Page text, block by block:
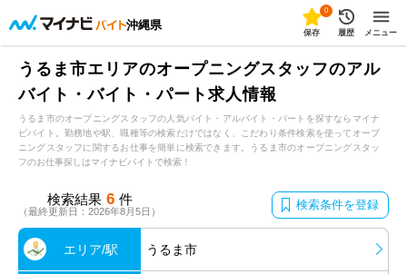
沖縄県
0
保存 履歴 メニュー
うるま市エリアのオープニングスタッフのアル
バイト・バイト・パート求人情報
うるま市のオープニングスタッフの人気バイト・アルバイト・パートを探すならマイナ
ビバイト。勤務地や駅、職種等の検索だけではなく、こだわり条件検索を使ってオープ
ニングスタッフに関するお仕事を簡単に検索できます。うるま市のオープニングスタッ
フのお仕事探しはマイナビバイトで検索！
検索結果 6 件
（最終更新日：2026年8月5日） 検索条件を登録
エリア/駅 うるま市